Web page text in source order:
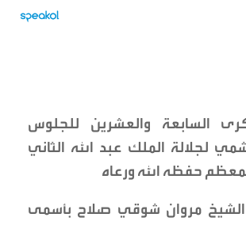
السابعة والعشرين للجلوس
لجلالة الملك عبد الله الثاني
حفظه الله ورعاه
الشيخ مروان شوقي صلاح بأسمى